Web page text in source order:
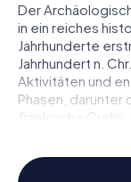
Der
in ein reiches
Jahrhunderte
Jahrhundert n.
Aktivitäten und
Phasen, darunter
fränkische
seine Widmung
sorgfältige